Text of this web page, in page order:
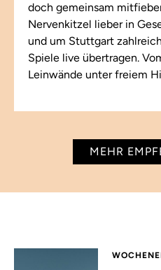
doch gemeinsam
Nervenkitzel lieber in
und um Stuttgart
Spiele live übertragen.
Leinwände unter freiem
MEHR